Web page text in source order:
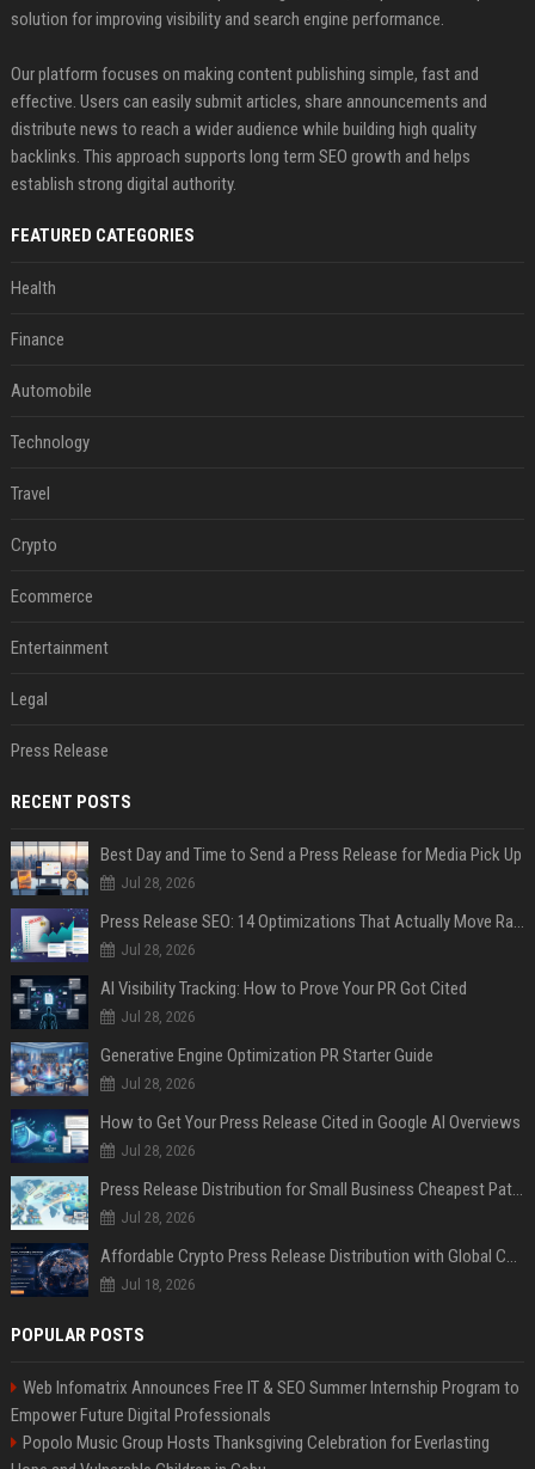
solution for improving visibility and search engine performance.
Our platform focuses on making content publishing simple, fast and
effective. Users can easily submit articles, share announcements and
distribute news to reach a wider audience while building high quality
backlinks. This approach supports long term SEO growth and helps
establish strong digital authority.
FEATURED CATEGORIES
Health
Finance
Automobile
Technology
Travel
Crypto
Ecommerce
Entertainment
Legal
Press Release
RECENT POSTS
Best Day and Time to Send a Press Release for Media Pick Up
Jul 28, 2026
Press Release SEO: 14 Optimizations That Actually Move Rankings
Jul 28, 2026
AI Visibility Tracking: How to Prove Your PR Got Cited
Jul 28, 2026
Generative Engine Optimization PR Starter Guide
Jul 28, 2026
How to Get Your Press Release Cited in Google AI Overviews
Jul 28, 2026
Press Release Distribution for Small Business Cheapest Path to Real Coverage
Jul 28, 2026
Affordable Crypto Press Release Distribution with Global Coverage
Jul 18, 2026
POPULAR POSTS
Web Infomatrix Announces Free IT & SEO Summer Internship Program to
Empower Future Digital Professionals
Popolo Music Group Hosts Thanksgiving Celebration for Everlasting